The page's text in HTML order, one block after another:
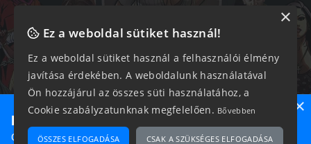
Online felhasználók
189 vendég, 0 tag
Kövess Minket!
Ne maradj le semmiről!
Csatlakozz most hozzánk, hogy megtudd, milyen egy igazi
×
Ez a weboldal sütiket használ!
Ez a weboldal sütiket használ a felhasználói élmény
javítása érdekében. A weboldalunk használatával
Ön hozzájárul az összes süti használatához, a
Cookie szabályzatunknak megfelelően. Bővebben
ÖSSZES ELFOGADÁSA CSAK A SZÜKSÉGES ELFOGADÁSA
×